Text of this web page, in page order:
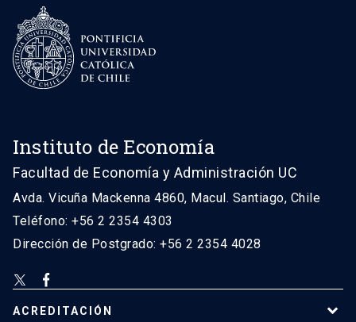
Instituto de Economía
Facultad de Economía y Administración UC
Avda. Vicuña Mackenna 4860, Macul. Santiago, Chile
Teléfono: +56 2 2354 4303
Dirección de Postgrado: +56 2 2354 4028
ACREDITACIÓN